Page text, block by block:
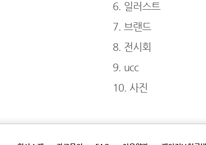
6. 일러스트
7. 브랜드
8. 전시회
9. ucc
10. 사진